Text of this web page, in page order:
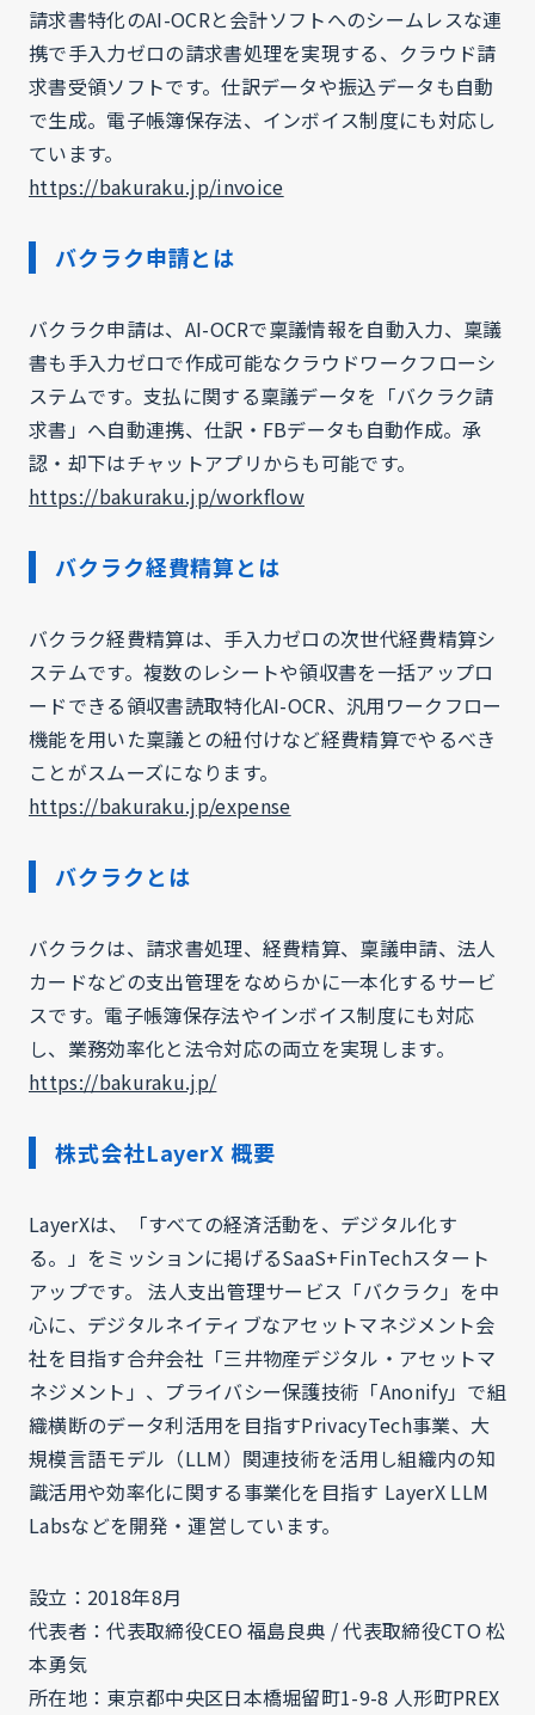
請求書特化のAI-OCRと会計ソフトへのシームレスな連
携で手入力ゼロの請求書処理を実現する、クラウド請
求書受領ソフトです。仕訳データや振込データも自動
で生成。電子帳簿保存法、インボイス制度にも対応し
ています。
https://bakuraku.jp/invoice
バクラク申請とは
バクラク申請は、AI-OCRで稟議情報を自動入力、稟議
書も手入力ゼロで作成可能なクラウドワークフローシ
ステムです。支払に関する稟議データを「バクラク請
求書」へ自動連携、仕訳・FBデータも自動作成。承
認・却下はチャットアプリからも可能です。
https://bakuraku.jp/workflow
バクラク経費精算とは
バクラク経費精算は、手入力ゼロの次世代経費精算シ
ステムです。複数のレシートや領収書を一括アップロ
ードできる領収書読取特化AI-OCR、汎用ワークフロー
機能を用いた稟議との紐付けなど経費精算でやるべき
ことがスムーズになります。
https://bakuraku.jp/expense
バクラクとは
バクラクは、請求書処理、経費精算、稟議申請、法人
カードなどの支出管理をなめらかに一本化するサービ
スです。電子帳簿保存法やインボイス制度にも対応
し、業務効率化と法令対応の両立を実現します。
https://bakuraku.jp/
株式会社LayerX 概要
LayerXは、「すべての経済活動を、デジタル化す
る。」をミッションに掲げるSaaS+FinTechスタート
アップです。 法人支出管理サービス「バクラク」を中
心に、デジタルネイティブなアセットマネジメント会
社を目指す合弁会社「三井物産デジタル・アセットマ
ネジメント」、プライバシー保護技術「Anonify」で組
織横断のデータ利活用を目指すPrivacyTech事業、大
規模言語モデル（LLM）関連技術を活用し組織内の知
識活用や効率化に関する事業化を目指す LayerX LLM
Labsなどを開発・運営しています。
設立：2018年8月
代表者：代表取締役CEO 福島良典 / 代表取締役CTO 松
本勇気
所在地：東京都中央区日本橋堀留町1-9-8 人形町PREX